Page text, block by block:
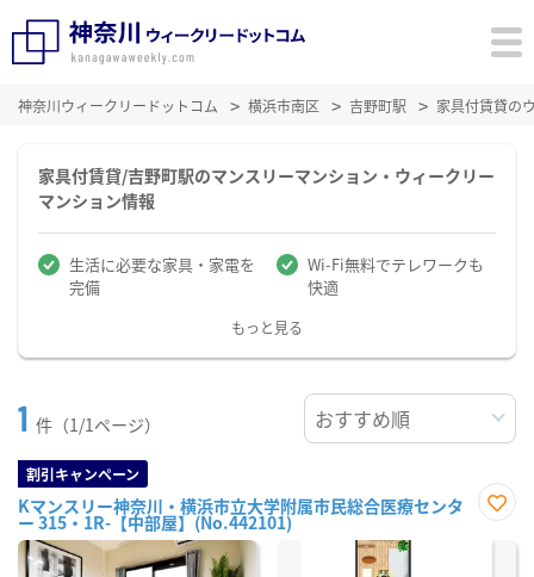
神奈川ウィークリードットコム 横浜市南区 吉野町駅 家具付賃貸の
家具付賃貸/吉野町駅のマンスリーマンション・ウィークリー
マンション情報
生活に必要な家具・家電を
完備
Wi-Fi無料でテレワークも
快適
もっと見る
1 件（1/1ページ）
割引キャンペーン
Kマンスリー神奈川・横浜市立大学附属市民総合医療センタ
ー 315・1R-【中部屋】(No.442101)
に入